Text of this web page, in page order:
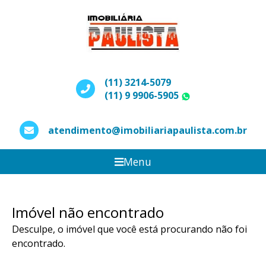
(11) 3214-5079
(11) 9 9906-5905
atendimento@imobiliariapaulista.com.br
Menu
Imóvel não encontrado
Desculpe, o imóvel que você está procurando não foi
encontrado.